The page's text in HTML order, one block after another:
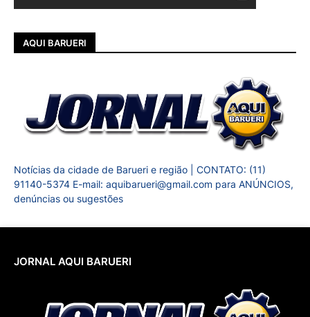
AQUI BARUERI
Notícias da cidade de Barueri e região | CONTATO: (11)
91140-5374 E-mail: aquibarueri@gmail.com para ANÚNCIOS,
denúncias ou sugestões
JORNAL AQUI BARUERI